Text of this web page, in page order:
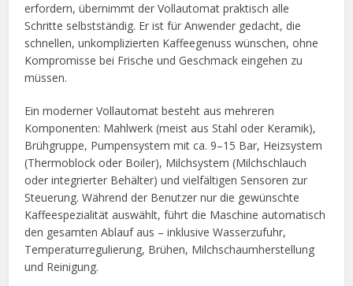
erfordern, übernimmt der Vollautomat praktisch alle
Schritte selbstständig. Er ist für Anwender gedacht, die
schnellen, unkomplizierten Kaffeegenuss wünschen, ohne
Kompromisse bei Frische und Geschmack eingehen zu
müssen.
Ein moderner Vollautomat besteht aus mehreren
Komponenten: Mahlwerk (meist aus Stahl oder Keramik),
Brühgruppe, Pumpensystem mit ca. 9–15 Bar, Heizsystem
(Thermoblock oder Boiler), Milchsystem (Milchschlauch
oder integrierter Behälter) und vielfältigen Sensoren zur
Steuerung. Während der Benutzer nur die gewünschte
Kaffeespezialität auswählt, führt die Maschine automatisch
den gesamten Ablauf aus – inklusive Wasserzufuhr,
Temperaturregulierung, Brühen, Milchschaumherstellung
und Reinigung.